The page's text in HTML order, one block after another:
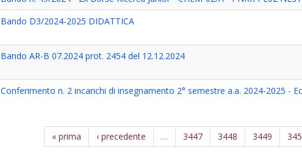
Bando D3/2024-2025 DIDATTICA
Bando AR-B 07.2024 prot. 2454 del 12.12.2024
Conferimento n. 2 incarichi di insegnamento 2° semestre a.a. 2024-2025 -
« prima ‹ precedente … 3447 3448 3449